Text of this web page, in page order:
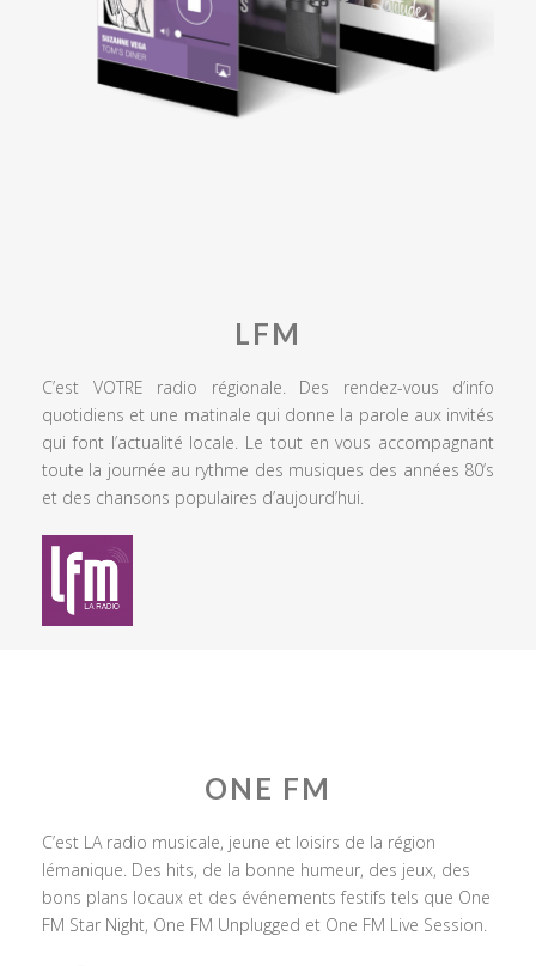
LFM
C’est VOTRE radio régionale. Des rendez-vous d’info
quotidiens et une matinale qui donne la parole aux invités
qui font l’actualité locale. Le tout en vous accompagnant
toute la journée au rythme des musiques des années 80’s
et des chansons populaires d’aujourd’hui.
ONE FM
C’est LA radio musicale, jeune et loisirs de la région
lémanique. Des hits, de la bonne humeur, des jeux, des
bons plans locaux et des événements festifs tels que One
FM Star Night, One FM Unplugged et One FM Live Session.